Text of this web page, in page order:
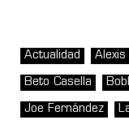
Actualidad Alexis
Beto Casella
Joe Fernández